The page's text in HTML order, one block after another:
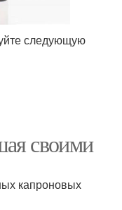
следующую
своими
капроновых